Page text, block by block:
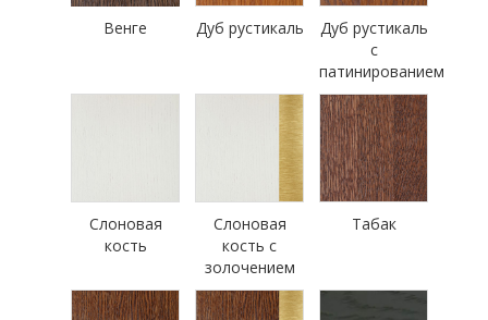
Венге Дуб рустикаль
Дуб рустикаль
с
патинированием
Слоновая
кость
Слоновая
кость с
золочением
Табак